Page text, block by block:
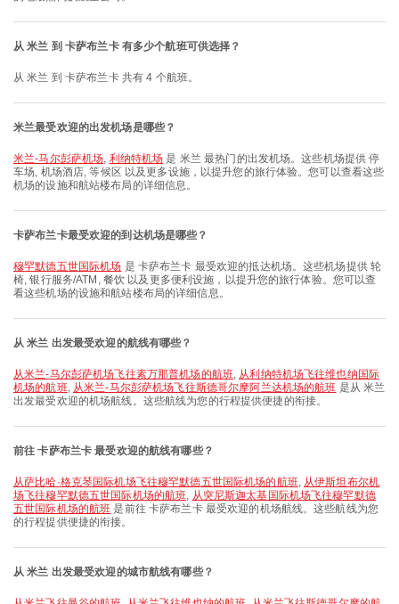
从 米兰 到 卡萨布兰卡 有多少个航班可供选择？
从 米兰 到 卡萨布兰卡 共有 4 个航班。
米兰最受欢迎的出发机场是哪些？
米兰-马尔彭萨机场, 利纳特机场 是 米兰 最热门的出发机场。这些机场提供 停
车场, 机场酒店, 等候区 以及更多设施，以提升您的旅行体验。您可以查看这些
机场的设施和航站楼布局的详细信息。
卡萨布兰卡最受欢迎的到达机场是哪些？
穆罕默德五世国际机场 是 卡萨布兰卡 最受欢迎的抵达机场。这些机场提供 轮
椅, 银行服务/ATM, 餐饮 以及更多便利设施，以提升您的旅行体验。您可以查
看这些机场的设施和航站楼布局的详细信息。
从 米兰 出发最受欢迎的航线有哪些？
从米兰-马尔彭萨机场飞往素万那普机场的航班, 从利纳特机场飞往维也纳国际
机场的航班, 从米兰-马尔彭萨机场飞往斯德哥尔摩阿兰达机场的航班 是从 米兰
出发最受欢迎的机场航线。这些航线为您的行程提供便捷的衔接。
前往 卡萨布兰卡 最受欢迎的航线有哪些？
从萨比哈·格克琴国际机场飞往穆罕默德五世国际机场的航班, 从伊斯坦布尔机
场飞往穆罕默德五世国际机场的航班, 从突尼斯迦太基国际机场飞往穆罕默德
五世国际机场的航班 是前往 卡萨布兰卡 最受欢迎的机场航线。这些航线为您
的行程提供便捷的衔接。
从 米兰 出发最受欢迎的城市航线有哪些？